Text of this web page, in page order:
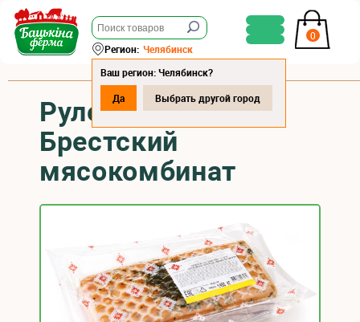
0
Регион: Челябинск
Ваш регион: Челябинск?
Да
Выбрать другой город
Рулет «Ассорти»
Брестский
мясокомбинат